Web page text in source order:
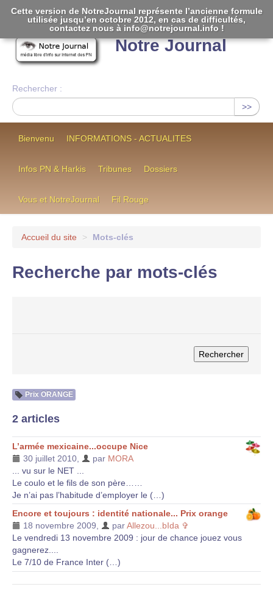
Notre Journal
Rechercher :
>>
Bienvenu INFORMATIONS - ACTUALITES
Infos PN & Harkis Tribunes Dossiers
Vous et NotreJournal Fil Rouge
Accueil du site > Mots-clés
Recherche par mots-clés
Prix ORANGE
2 articles
L’armée mexicaine...occupe Nice
30 juillet 2010
par MORA
... vu sur le NET ...
Le coulo et le fils de son père……
Je n’ai pas l’habitude d’employer le (…)
Encore et toujours : identité nationale... Prix orange
18 novembre 2009
parAllezou...bIda ✞
Le vendredi 13 novembre 2009 : jour de chance jouez vous
gagnerez....
Le 7/10 de France Inter (…)
Cette version de NotreJournal représente l’ancienne formule
utilisée jusqu’en octobre 2012, en cas de difficultés,
contactez nous à info@notrejournal.info !